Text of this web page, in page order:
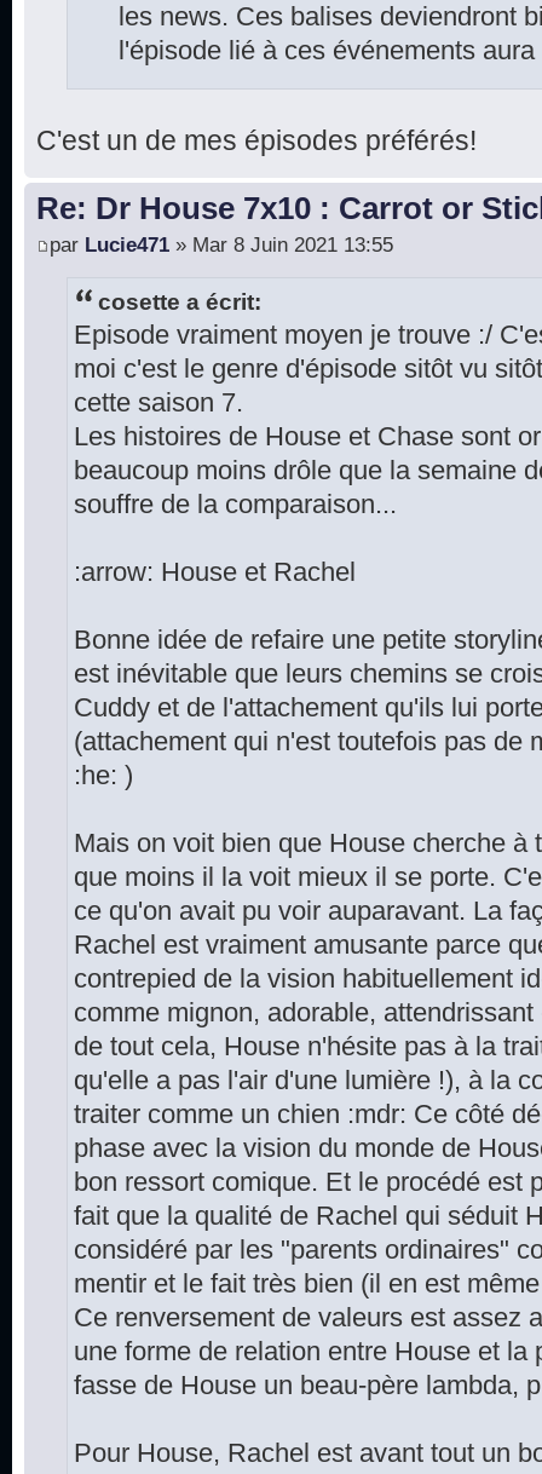
les news. Ces balises deviendront
l'épisode lié à ces événements
C'est un de mes épisodes préférés!
Re: Dr House 7x10 : Carrot or
par Lucie471 » Mar 8 Juin 2021 13:55
cosette a écrit:
Episode vraiment moyen je trouve :/
moi c'est le genre d'épisode sitôt vu
cette saison 7.
Les histoires de House et Chase sont
beaucoup moins drôle que la semaine
souffre de la comparaison...
:arrow: House et Rachel
Bonne idée de refaire une petite
est inévitable que leurs chemins se
Cuddy et de l'attachement qu'ils lui
(attachement qui n'est toutefois pas de
:he: )
Mais on voit bien que House cherche à
que moins il la voit mieux il se porte.
ce qu'on avait pu voir auparavant. La
Rachel est vraiment amusante parce
contrepied de la vision habituellement
comme mignon, adorable,
de tout cela, House n'hésite pas à la
qu'elle a pas l'air d'une lumière !), à la
traiter comme un chien :mdr: Ce côté
phase avec la vision du monde de
bon ressort comique. Et le procédé est
fait que la qualité de Rachel qui séduit
considéré par les "parents ordinaires"
mentir et le fait très bien (il en est
Ce renversement de valeurs est assez
une forme de relation entre House et la
fasse de House un beau-père lambda,
Pour House, Rachel est avant tout un